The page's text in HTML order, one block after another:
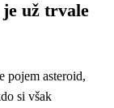
už trvale
pojem asteroid,
si však